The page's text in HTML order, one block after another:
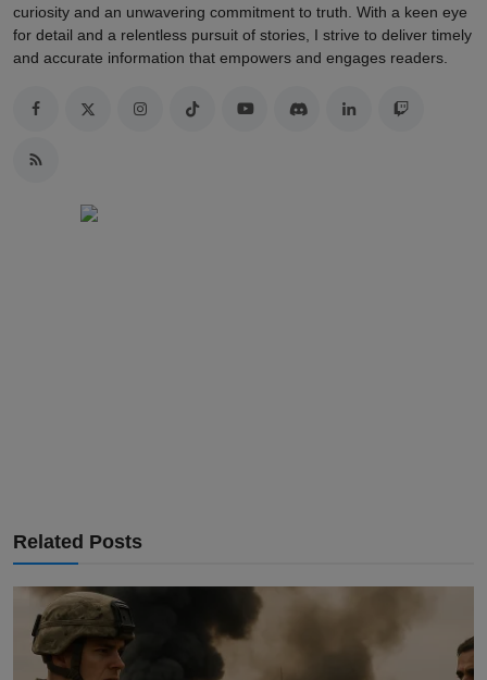
curiosity and an unwavering commitment to truth. With a keen eye
for detail and a relentless pursuit of stories, I strive to deliver timely
and accurate information that empowers and engages readers.
Related Posts